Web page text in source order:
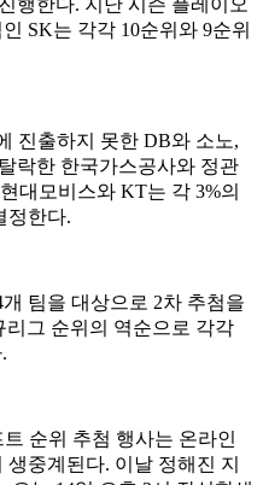
행한다. 지난 시즌 플레이오
SK는 각각 10순위와 9순위
진출하지 못한 DB와 소노,
락한 한국가스공사와 정관
대모비스와 KT는 각 3%의
정한다.
팀을 대상으로 2차 추첨을
그 순위의 역순으로 각각
순위 추첨 행사는 온라인
중계된다. 이날 정해진 지